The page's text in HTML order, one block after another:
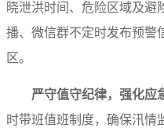
晓泄洪时间、危险区域及避
播、微信群不定时发布预警
区。
严守值守纪律，强化应
时带班值班制度，确保汛情